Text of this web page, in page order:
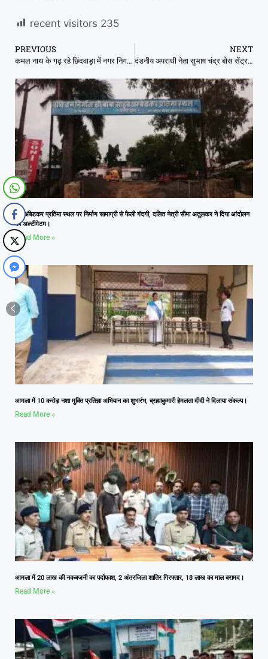
recent visitors 235
PREVIOUS
कमल नाथ के गढ़ रहे छिंदवाड़ा में नगर निगम अध्यक्ष का तख्ता पलट करने की तैयारी में जुटी भाजपा
NEXT
दंडनीय अपराधी नेता सुभाष चंद्र बोस सेंट्रल जेल से भागने में असफल , लापरवाही बरतने पर 2 कर्मचारी निलंबित
डॉ. अंबेडकर प्रतिमा स्थल पर निर्माण सामाग्री से फैली गंदगी, दलित नेत्री सीमा अतुलकर ने दिया आंदोलन
का अल्टीमेटम।
Read More »
आमला में 10 करोड़ नशा मुक्ति प्रतिज्ञा अभियान का शुभारंभ, ब्रह्माकुमारी हेमलता दीदी ने दिलाया संकल्प।
Read More »
आमला में 20 लाख की नकबजनी का पर्दाफाश, 2 अंतरजिला शातिर गिरफ्तार, 18 लाख का माल बरामद।
Read More »